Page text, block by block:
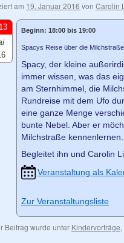
am 19. Januar 2016 von Carolin
Beginn: 18:00 bis 19:00
Spacys Reise über die Milchstraße
Spacy, der kleine
immer wissen, was das
am Sternhimmel, die
Rundreise mit dem Ufo
eine ganze Menge
bunte Nebel. Aber er
Milchstraße kennenlernen.
Begleitet ihn und Carolin
Veranstaltung als
Zur Veranstaltungsliste
Beitrag wurde unter Kindervorträge,